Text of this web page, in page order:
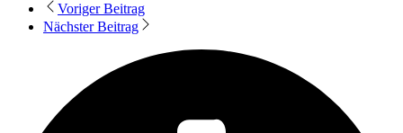
Voriger Beitrag
Nächster Beitrag